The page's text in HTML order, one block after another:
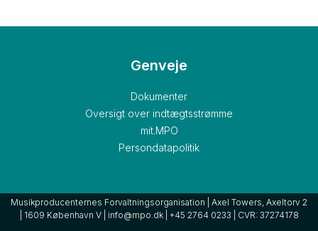
Genveje
Dokumenter
Oversigt over indtægtsstrømme
mit.MPO
Persondatapolitik
Musikproducenternes Forvaltningsorganisation | Axel Towers, Axeltorv 2
| 1609 København V | info@mpo.dk | +45 2764 0233 | CVR: 37274178